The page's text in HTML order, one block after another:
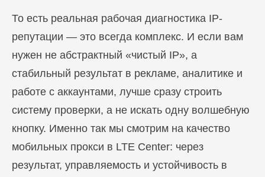
То есть реальная рабочая диагностика IP-
репутации — это всегда комплекс. И если вам
нужен не абстрактный «чистый IP», а
стабильный результат в рекламе, аналитике и
работе с аккаунтами, лучше сразу строить
систему проверки, а не искать одну волшебную
кнопку. Именно так мы смотрим на качество
мобильных прокси в LTE Center: через
результат, управляемость и устойчивость в